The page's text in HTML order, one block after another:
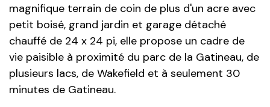
magnifique terrain de coin de plus d'un acre avec
petit boisé, grand jardin et garage détaché
chauffé de 24 x 24 pi, elle propose un cadre de
vie paisible à proximité du parc de la Gatineau, de
plusieurs lacs, de Wakefield et à seulement 30
minutes de Gatineau.